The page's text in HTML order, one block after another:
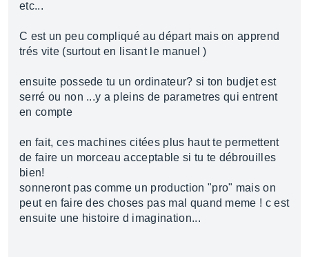
etc...
C est un peu compliqué au départ mais on apprend
trés vite (surtout en lisant le manuel )
ensuite possede tu un ordinateur? si ton budjet est
serré ou non ...y a pleins de parametres qui entrent
en compte
en fait, ces machines citées plus haut te permettent
de faire un morceau acceptable si tu te débrouilles
bien!
sonneront pas comme un production "pro" mais on
peut en faire des choses pas mal quand meme ! c est
ensuite une histoire d imagination...